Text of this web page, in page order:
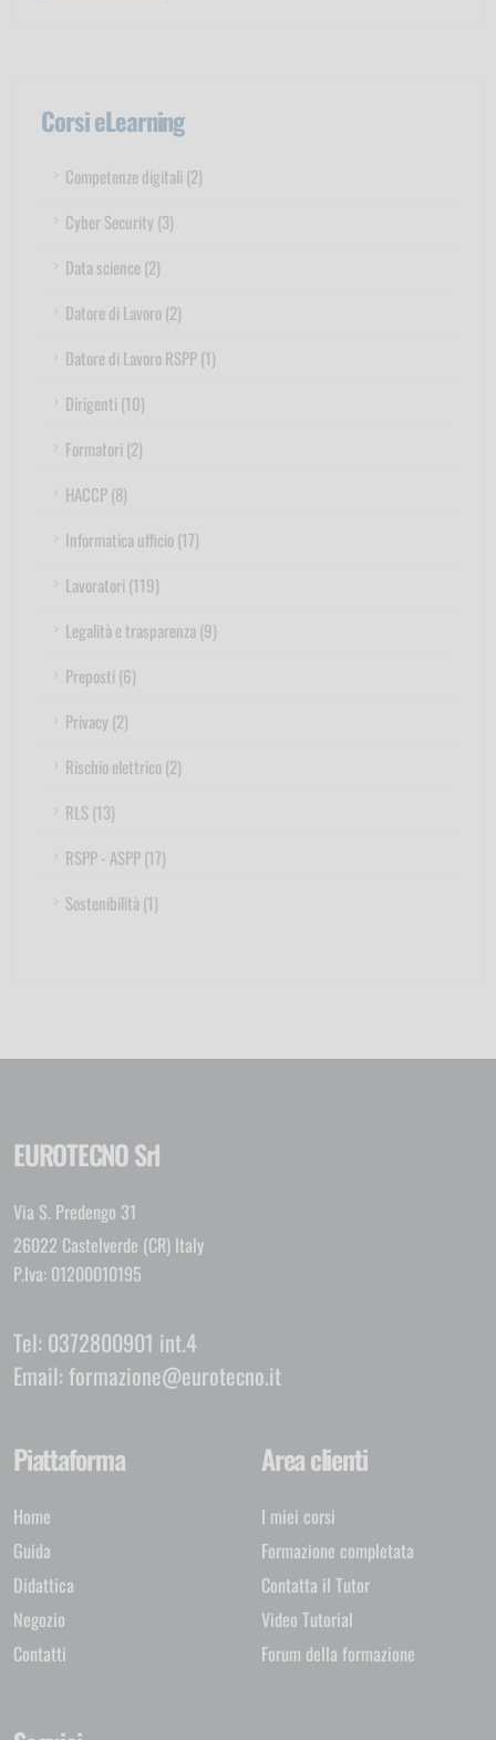
Corsi eLearning
Competenze digitali (2)
Cyber Security (3)
Data science (2)
Datore di Lavoro (2)
Datore di Lavoro RSPP (1)
Dirigenti (10)
Formatori (2)
HACCP (8)
Informatica ufficio (17)
Lavoratori (119)
Legalità e trasparenza (9)
Preposti (6)
Privacy (2)
Rischio elettrico (2)
RLS (13)
RSPP - ASPP (17)
Sostenibilità (1)
EUROTECNO Srl
Via S. Predengo 31
26022 Castelverde (CR) Italy
P.Iva: 01200010195
Tel: 0372800901 int.4
Email: formazione@eurotecno.it
Piattaforma
Home
Guida
Didattica
Negozio
Contatti
Area clienti
I miei corsi
Formazione completata
Contatta il Tutor
Video Tutorial
Forum della formazione